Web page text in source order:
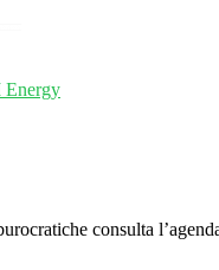
Energy
consulta